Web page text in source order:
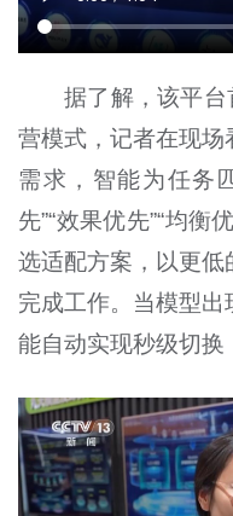
据了解，该平
营模式，记者在现
需求，智能为任务
先”“效果优先”“均衡
选适配方案，以更
完成工作。当模型
能自动实现秒级切换